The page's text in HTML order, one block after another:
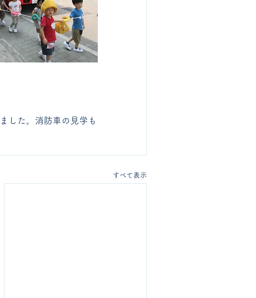
した。消防車の見学も
すべて表示